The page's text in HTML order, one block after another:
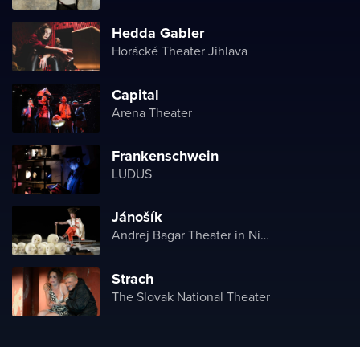
Hedda Gabler
Horácké Theater Jihlava
Capital
Arena Theater
Frankenschwein
LUDUS
Jánošík
Andrej Bagar Theater in Nitra
Strach
The Slovak National Theater